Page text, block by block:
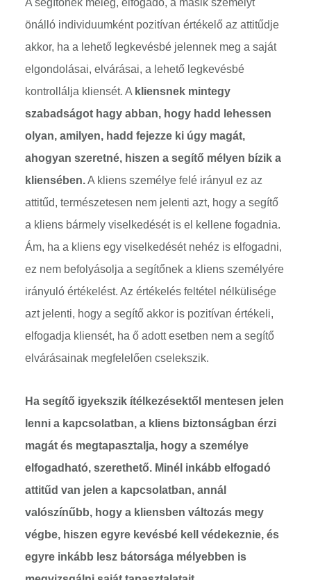
A segítőnek meleg, elfogadó, a másik személyt
önálló individuumként pozitívan értékelő az attitűdje
akkor, ha a lehető legkevésbé jelennek meg a saját
elgondolásai, elvárásai, a lehető legkevésbé
kontrollálja kliensét. A kliensnek mintegy
szabadságot hagy abban, hogy hadd lehessen
olyan, amilyen, hadd fejezze ki úgy magát,
ahogyan szeretné, hiszen a segítő mélyen bízik a
kliensében.A kliens személye felé irányul ez az
attitűd, természetesen nem jelenti azt, hogy a segítő
a kliens bármely viselkedését is el kellene fogadnia.
Ám, ha a kliens egy viselkedését nehéz is elfogadni,
ez nem befolyásolja a segítőnek a kliens személyére
irányuló értékelést. Az értékelés feltétel nélkülisége
azt jelenti, hogy a segítő akkor is pozitívan értékeli,
elfogadja kliensét, ha ő adott esetben nem a segítő
elvárásainak megfelelően cselekszik.
Ha segítő igyekszik ítélkezésektől mentesen jelen
lenni a kapcsolatban, a kliens biztonságban érzi
magát és megtapasztalja, hogy a személye
elfogadható, szerethető. Minél inkább elfogadó
attitűd van jelen a kapcsolatban, annál
valószínűbb, hogy a kliensben változás megy
végbe, hiszen egyre kevésbé kell védekeznie, és
egyre inkább lesz bátorsága mélyebben is